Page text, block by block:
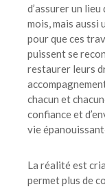
d’assurer un
mois, mais aussi
pour que ces
puissent se
restaurer leurs
chacun et
confiance et
vie
La réalité est
permet plus de